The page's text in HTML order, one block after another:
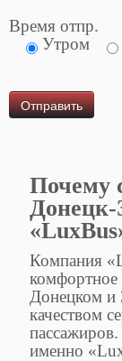
Время отпр.
Утром
Почему
Компания
комфортное
Донецком и
качеством
именно